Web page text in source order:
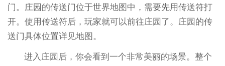
门。庄园的传送门位于世界地图中，需要先用传送符打
开。使用传送符后，玩家就可以前往庄园了。庄园的传
送门具体位置详见地图。
进入庄园后，你会看到一个非常美丽的场景。整个